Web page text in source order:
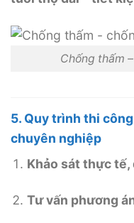
Chống thấm
5. Quy trình thi
chuyên nghiệp
Khảo sát thực
Tư vấn phương